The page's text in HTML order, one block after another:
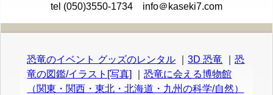
tel (050)3550-1734 info＠kaseki7.com
恐竜のイベント グッズのレンタル ｜3D 恐竜 ｜恐
竜の図鑑/イラスト[写真]
｜恐竜に会える博物館
（関東・関西・東北・北海道・九州の科学/自然）